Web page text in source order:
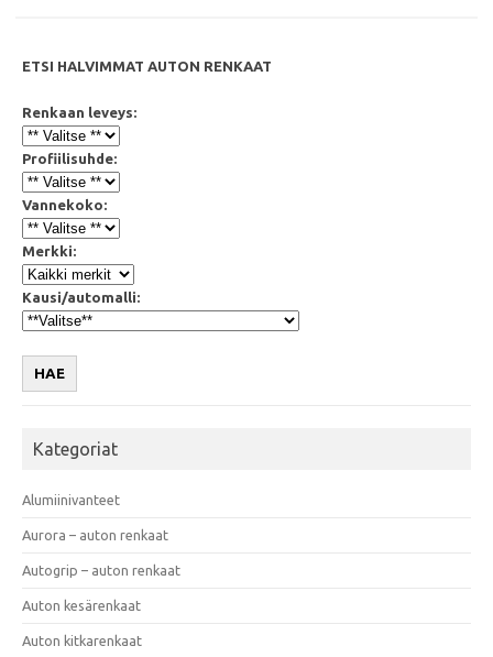
ETSI HALVIMMAT AUTON RENKAAT
Renkaan leveys:
Profiilisuhde:
Vannekoko:
Merkki:
Kausi/automalli:
HAE
Kategoriat
Alumiinivanteet
Aurora – auton renkaat
Autogrip – auton renkaat
Auton kesärenkaat
Auton kitkarenkaat